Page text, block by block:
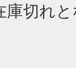
庫切れ